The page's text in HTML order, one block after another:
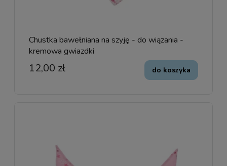
Chustka bawełniana na szyję - do wiązania -
kremowa gwiazdki
12,00 zł do koszyka